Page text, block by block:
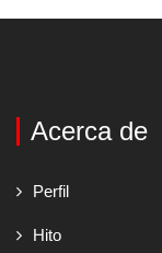
Acerca de
Perfil
Hito